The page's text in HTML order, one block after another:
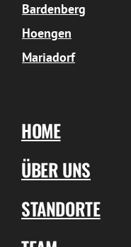
Bardenberg
Hoengen
Mariadorf
HOME
ÜBER UNS
STANDORTE